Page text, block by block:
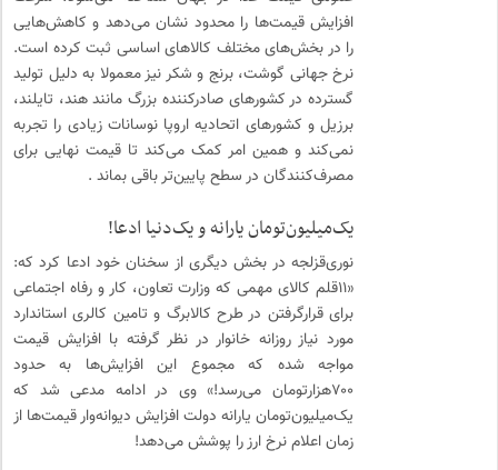
افزایش قیمت‌ها را محدود نشان می‌دهد و کاهش‌هایی
را در بخش‌های مختلف کالاهای اساسی ثبت کرده است.
نرخ جهانی گوشت، برنج و شکر نیز معمولا به دلیل تولید
گسترده در کشورهای صادرکننده بزرگ مانند هند، تایلند،
برزیل و کشورهای اتحادیه اروپا نوسانات زیادی را تجربه
نمی‌کند و همین امر کمک می‌کند تا قیمت نهایی برای
مصرف‌کنندگان در سطح پایین‌تر باقی بماند .
یک‌میلیون‌تومان یارانه و یک‌دنیا ادعا!
نوری‌قزلجه در بخش دیگری از سخنان خود ادعا کرد که:
«۱۱قلم کالای مهمی که وزارت تعاون، کار و رفاه اجتماعی
برای قرارگرفتن در طرح کالابرگ و تامین کالری استاندارد
مورد نیاز روزانه خانوار در نظر گرفته با افزایش قیمت
مواجه شده که مجموع این افزایش‌ها به حدود
۷۰۰‌هزارتومان می‌رسد!» وی در ادامه مدعی شد که
یک‌میلیون‌تومان یارانه دولت افزایش دیوانه‌وار قیمت‌ها از
زمان اعلام نرخ ارز را پوشش می‌دهد!